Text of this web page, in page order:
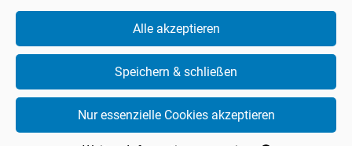
Alle akzeptieren
Speichern & schließen
Nur essenzielle Cookies akzeptieren
Schwimmbad
Sauna
Wellness
Freizeitangebote
Sportbad
heute geöffnet
7.00-10.30 Uhr
(Mo: ab 10.00 Uhr)
19.30-21.30 Uhr
Sportbad bei Freibadbetrieb 10:30–19:30 Uhr geschlossen
Freibad